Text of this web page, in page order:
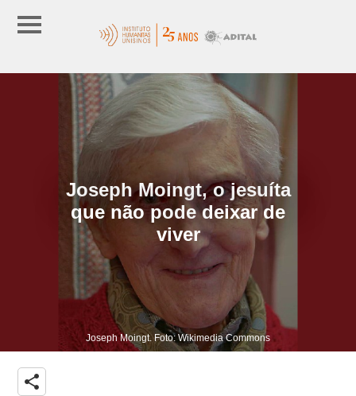
Joseph Moingt, o jesuíta
que não pode deixar de
viver
Joseph Moingt. Foto: Wikimedia Commons
share